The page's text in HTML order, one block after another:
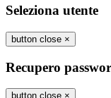
Seleziona utente
button close ×
Recupero
button close ×